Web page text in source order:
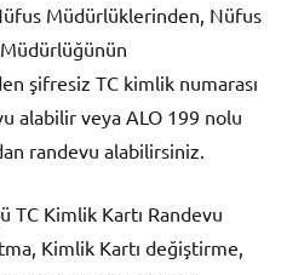
Müdürlüklerinden, Nüfus
şifresiz TC kimlik numarası
alabilir veya ALO 199 nolu
randevu alabilirsiniz.
TC Kimlik Kartı Randevu
Kimlik Kartı değiştirme,